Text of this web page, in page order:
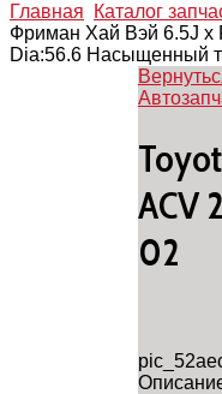
Главная Каталог
Фриман Хай Вэй 6.5J x
Dia:56.6 Насыщенный
ACV
02